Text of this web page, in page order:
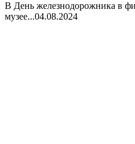
В День железнодорожника в
музее...04.08.2024